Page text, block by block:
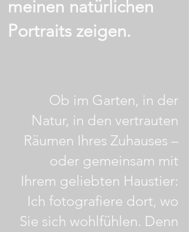
meinen natürlichen
Portraits zeigen.
Ob im Garten, in der
Natur, in den vertrauten
Räumen Ihres Zuhauses –
oder gemeinsam mit
Ihrem geliebten Haustier:
Ich fotografiere dort, wo
Sie sich wohlfühlen. Denn